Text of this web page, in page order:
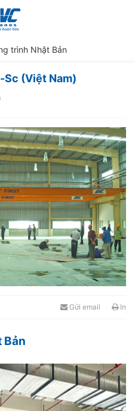
trình Nhật Bản
Sc (Việt Nam)
Gửi email In
Bản